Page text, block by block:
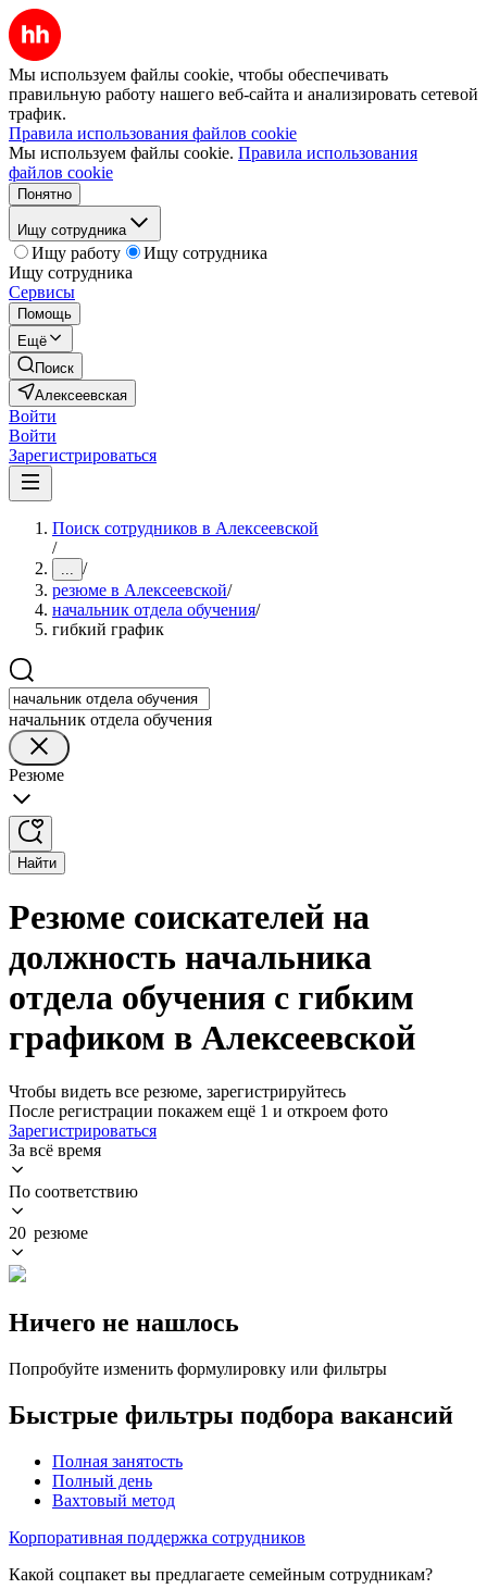
Мы используем файлы cookie, чтобы обеспечивать
правильную работу нашего веб-сайта и анализировать сетевой
трафик.
Правила использования файлов cookie
Мы используем файлы cookie. Правила использования
файлов cookie
Понятно
Ищу сотрудника
Ищу работу
Ищу сотрудника
Ищу сотрудника
Сервисы
Помощь
Ещё
Поиск
Алексеевская
Войти
Войти
Зарегистрироваться
Поиск сотрудников в Алексеевской
/
... /
резюме в Алексеевской/
начальник отдела обучения/
гибкий график
начальник отдела обучения
Резюме
Найти
Резюме соискателей на
должность начальника
отдела обучения с гибким
графиком в Алексеевской
Чтобы видеть все резюме, зарегистрируйтесь
После регистрации покажем ещё 1 и откроем фото
Зарегистрироваться
За всё время
По соответствию
20 резюме
Ничего не нашлось
Попробуйте изменить формулировку или фильтры
Быстрые фильтры подбора вакансий
Полная занятость
Полный день
Вахтовый метод
Корпоративная поддержка сотрудников
Какой соцпакет вы предлагаете семейным сотрудникам?